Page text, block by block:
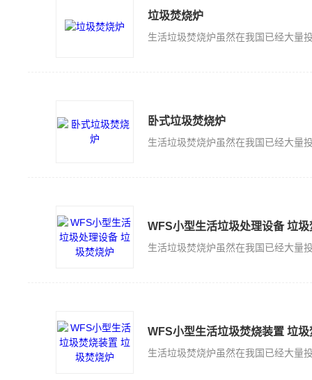
垃圾焚烧炉
卧式垃圾焚烧炉
WFS小型生活垃圾处理设备 垃圾
WFS小型生活垃圾焚烧装置 垃圾